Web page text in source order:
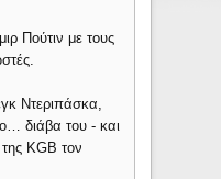
Πούτιν με τους
Ντεριπάσκα,
διάβα του - και
KGB τον